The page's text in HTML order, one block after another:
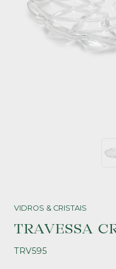
VIDROS & CRISTAIS
TRAVESSA
TRV595